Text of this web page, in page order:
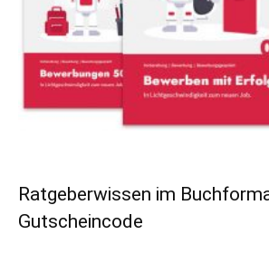
Ratgeberwissen im
Gutscheincode